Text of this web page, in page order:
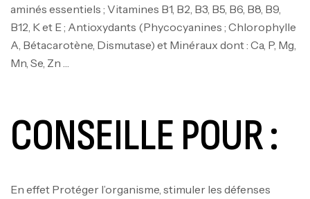
aminés essentiels ; Vitamines B1, B2, B3, B5, B6, B8, B9,
B12, K et E ; Antioxydants (Phycocyanines ; Chlorophylle
A, Bétacarotène, Dismutase) et Minéraux dont : Ca, P, Mg,
Mn, Se, Zn …
CONSEILLE POUR :
En effet Protéger l’organisme, stimuler les défenses